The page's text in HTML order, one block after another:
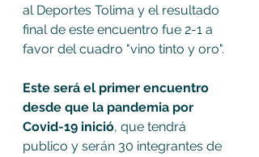
al Deportes Tolima y el resultado
final de este encuentro fue 2-1 a
favor del cuadro "vino tinto y oro".
Este será el primer encuentro
desde que la pandemia por
Covid-19 inició, que tendrá
publico y serán 30 integrantes de